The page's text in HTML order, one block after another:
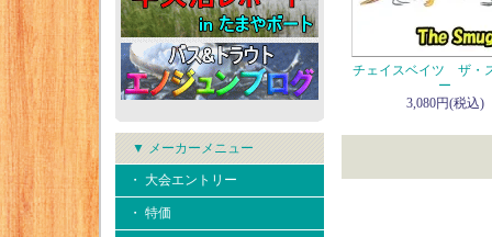
▼ メーカーメニュー
・ 大会エントリー
・ 特価
チェイスベイツ ザ・
ー
3,080円(税込)